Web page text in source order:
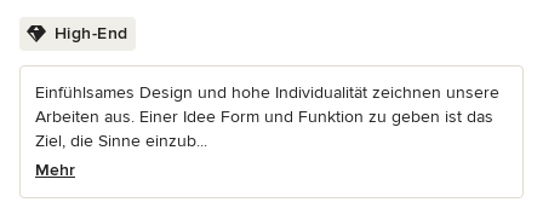
High-End
Einfühlsames Design und hohe Individualität zeichnen unsere
Arbeiten aus. Einer Idee Form und Funktion zu geben ist das
Ziel, die Sinne einzub...
Mehr